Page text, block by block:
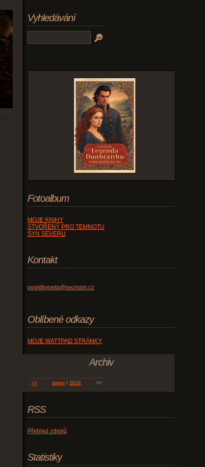
Vyhledávání
Fotoalbum
MOJE KNIHY
STVOŘENÝ PRO TEMNOTU
SYN SEVERU
Kontakt
povidkypeta@seznam.cz
Oblíbené odkazy
MOJE WATTPAD STRÁNKY
Archiv
<< srpen / 2026 >>
RSS
Přehled zdrojů
Statistiky